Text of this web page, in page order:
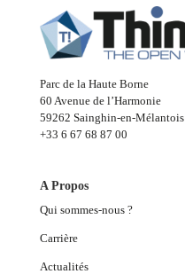
Parc de la Haute Borne
60 Avenue de l’Harmonie
59262 Sainghin-en-Mélantois
+33 6 67 68 87 00
A Propos
Qui sommes-nous ?
Carrière
Actualités